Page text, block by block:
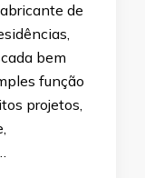
de
bem
função
projetos,